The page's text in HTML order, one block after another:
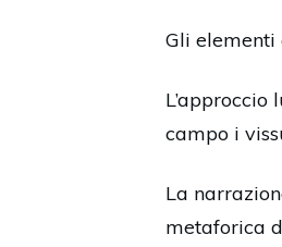
Gli elementi
campo i
La
metaforica